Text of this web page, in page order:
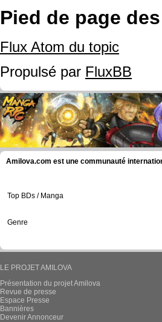
Pied de page
Flux Atom du topic
Propulsé par FluxBB
Amilova.com est une communauté
Top BDs / Manga
Genre
LE PROJET AMILOVA
Présentation du projet Amilova
Revue de presse
Espace Presse
Bannières
Devenir Annonceur